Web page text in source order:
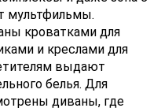
мультфильмы.
кроватками для
и креслами для
выдают
белья. Для
диваны, где